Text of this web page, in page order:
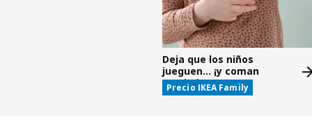
Deja que los niños
jueguen... ¡y coman
gratis!*
Precio IKEA Family